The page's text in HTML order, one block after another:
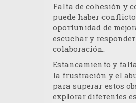
Falta de cohesión y
puede haber
oportunidad de
escuchar y
colaboración.
Estancamiento y
la frustración y el
para superar estos
explorar diferentes